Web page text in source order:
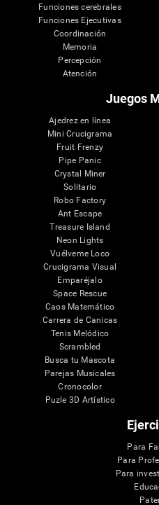
Funciones cerebrales
Funciones Ejecutivas
Coordinación
Memoria
Percepción
Atención
Juegos
Ajedrez en línea
Mini Crucigrama
Fruit Frenzy
Pipe Panic
Crystal Miner
Solitario
Robo Factory
Ant Escape
Treasure Island
Neon Lights
Vuélveme Loco
Crucigrama Visual
Emparéjalo
Space Rescue
Caos Matemático
Carrera de Canicas
Tenis Melódico
Scrambled
Busca tu Mascota
Parejas Musicales
Cronocolor
Puzle 3D Artístico
Para
Para
Para